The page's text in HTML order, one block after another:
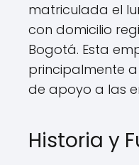
matriculada el
con domicilio
Bogotá. Esta
principalmente
de apoyo a las
Historia y